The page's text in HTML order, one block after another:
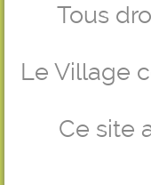
Tous
Le Village
Ce site